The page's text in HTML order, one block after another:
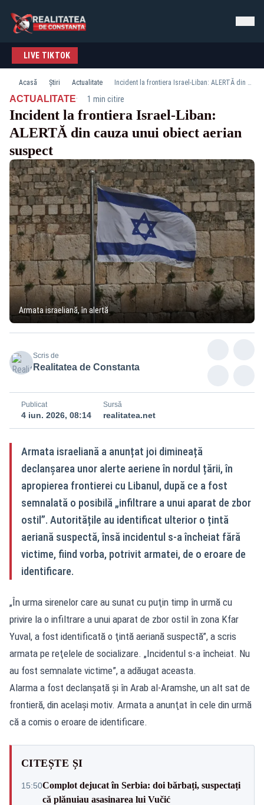
LIVE TIKTOK
Acasă Știri Actualitate Incident la frontiera Israel-Liban: ALERTĂ din cauza unui obiect aerian suspect
ACTUALITATE· 1 min citire
Incident la frontiera Israel-Liban:
ALERTĂ din cauza unui obiect aerian
suspect
Armata israeliană, în alertă
Scris de
Realitatea de Constanta
Publicat
4 iun. 2026, 08:14
Sursă
realitatea.net
Armata israeliană a anunțat joi dimineață
declanșarea unor alerte aeriene în nordul țării, în
apropierea frontierei cu Libanul, după ce a fost
semnalată o posibilă „infiltrare a unui aparat de zbor
ostil”. Autoritățile au identificat ulterior o țintă
aeriană suspectă, însă incidentul s-a încheiat fără
victime, fiind vorba, potrivit armatei, de o eroare de
identificare.
„În urma sirenelor care au sunat cu puţin timp în urmă cu
privire la o infiltrare a unui aparat de zbor ostil în zona Kfar
Yuval, a fost identificată o ţintă aeriană suspectă”, a scris
armata pe reţelele de socializare. „Incidentul s-a încheiat. Nu
au fost semnalate victime”, a adăugat aceasta.
Alarma a fost declanşată şi în Arab al-Aramshe, un alt sat de
frontieră, din acelaşi motiv. Armata a anunţat în cele din urmă
că a comis o eroare de identificare.
CITEȘTE ȘI
15:50Complot dejucat în Serbia: doi bărbați, suspectați
că plănuiau asasinarea lui Vučić